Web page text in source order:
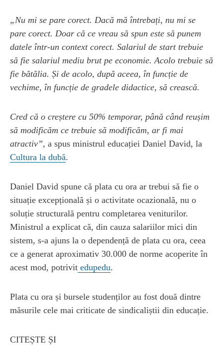
„Nu mi se pare corect. Dacă mă întrebați, nu mi se
pare corect. Doar că ce vreau să spun este să punem
datele într-un context corect. Salariul de start trebuie
să fie salariul mediu brut pe economie. Acolo trebuie să
fie bătălia. Și de acolo, după aceea, în funcție de
vechime, în funcție de gradele didactice, să crească.
Cred că o creștere cu 50% temporar, până când reușim
să modificăm ce trebuie să modificăm, ar fi mai
atractiv”, a spus ministrul educației Daniel David, la
Cultura la dubă.
Daniel David spune că plata cu ora ar trebui să fie o
situație excepțională și o activitate ocazională, nu o
soluție structurală pentru completarea veniturilor.
Ministrul a explicat că, din cauza salariilor mici din
sistem, s-a ajuns la o dependență de plata cu ora, ceea
ce a generat aproximativ 30.000 de norme acoperite în
acest mod, potrivit edupedu.
Plata cu ora și bursele studenților au fost două dintre
măsurile cele mai criticate de sindicaliștii din educație.
CITEȘTE ȘI